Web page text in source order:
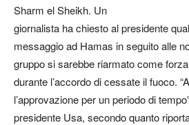
Sharm el Sheikh. Un
giornalista ha chiesto al presidente
messaggio ad Hamas in seguito alle
gruppo si sarebbe riarmato come
durante l’accordo di cessate il fuoco.
l’approvazione per un periodo di
presidente Usa, secondo quanto